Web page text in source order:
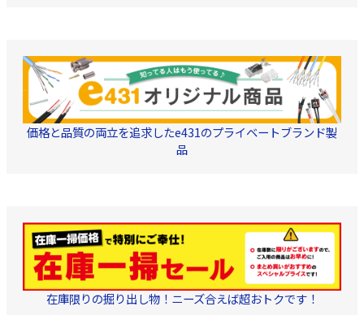
価格と品質の両立を追求したe431のプライベートブランド製
品
在庫限りの掘り出し物！ニーズ合えば超おトクです！